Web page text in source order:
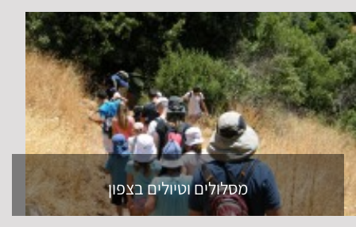
מסלולים וטיולים בצפון